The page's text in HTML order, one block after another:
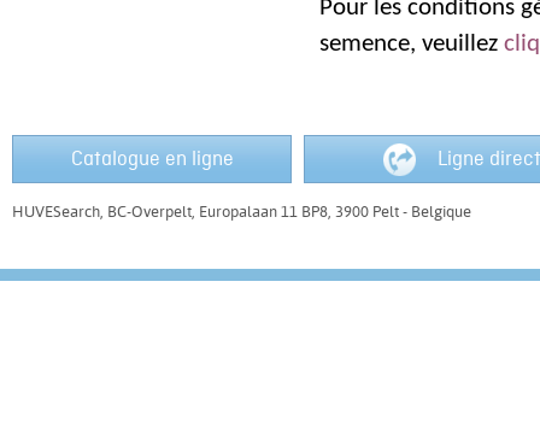
Pour les conditions
semence, veuillez
Catalogue en ligne Ligne
HUVESearch, BC-Overpelt, Europalaan 11 BP8, 3900 Pelt - Belgique